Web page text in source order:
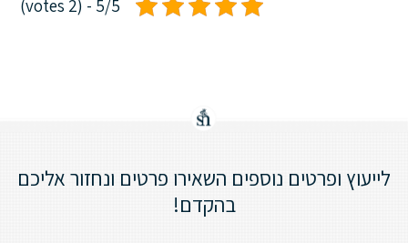
5/5 - (2 votes)
לייעוץ ופרטים נוספים השאירו פרטים ונחזור אליכם
בהקדם!